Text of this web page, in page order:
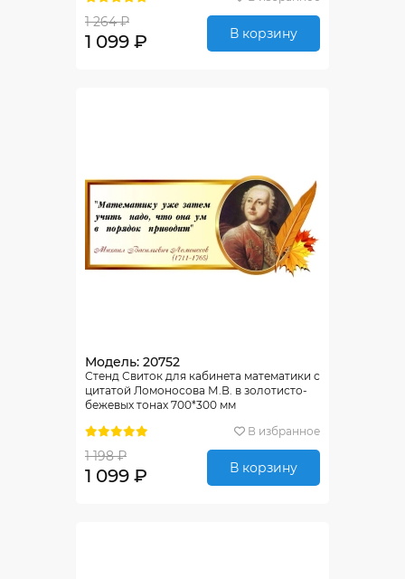
1 264 ₽
1 099 ₽ В корзину
Модель: 20752
Стенд Свиток для кабинета математики с
цитатой Ломоносова М.В. в золотисто-
бежевых тонах 700*300 мм
В избранное
1 198 ₽
1 099 ₽ В корзину